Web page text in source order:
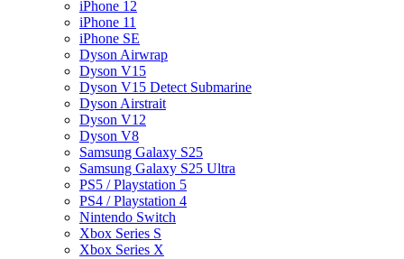
iPhone 12
iPhone 11
iPhone SE
Dyson Airwrap
Dyson V15
Dyson V15 Detect Submarine
Dyson Airstrait
Dyson V12
Dyson V8
Samsung Galaxy S25
Samsung Galaxy S25 Ultra
PS5 / Playstation 5
PS4 / Playstation 4
Nintendo Switch
Xbox Series S
Xbox Series X